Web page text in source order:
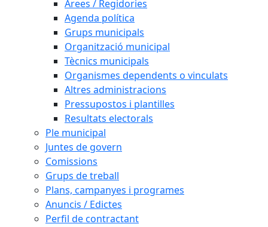
Àrees / Regidories
Agenda política
Grups municipals
Organització municipal
Tècnics municipals
Organismes dependents o vinculats
Altres administracions
Pressupostos i plantilles
Resultats electorals
Ple municipal
Juntes de govern
Comissions
Grups de treball
Plans, campanyes i programes
Anuncis / Edictes
Perfil de contractant